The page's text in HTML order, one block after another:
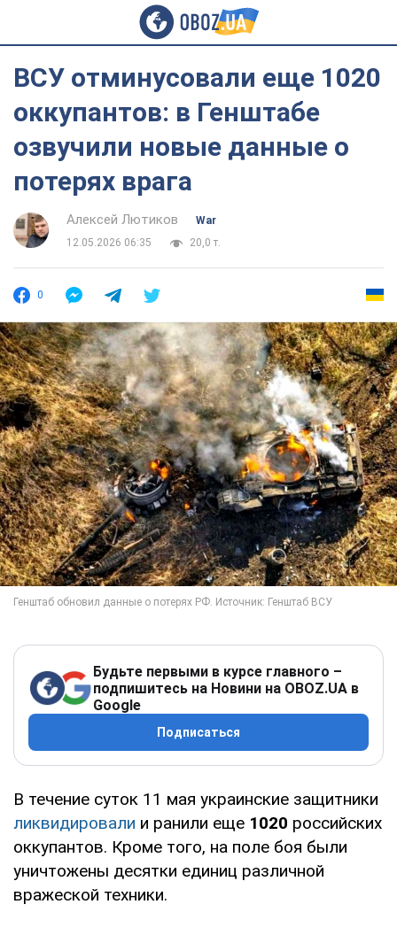
ВСУ отминусовали еще 1020
оккупантов: в Генштабе
озвучили новые данные о
потерях врага
Алексей Лютиков
War
12.05.2026 06:35
20,0 т.
0
Будьте первыми в курсе главного –
подпишитесь на Новини на OBOZ.UA в
Google
Подписаться
В течение суток 11 мая украинские защитники
ликвидировали и ранили еще 1020 российских
оккупантов. Кроме того, на поле боя были
уничтожены десятки единиц различной
вражеской техники.